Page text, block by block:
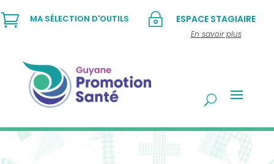
~ ESPACE STAGIAIRE
En savoir plus
 MA SÉLECTION D'OUTILS